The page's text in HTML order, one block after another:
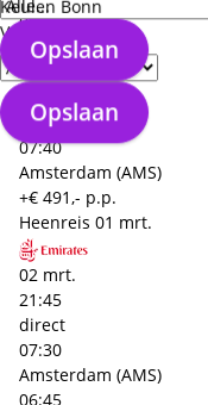
Verzorgingstype
Opslaan
Keulen Bonn
Opslaan
05 mrt.
15:20
direct
Dubai (DXB)
07:40
Amsterdam (AMS)
+€ 491,- p.p.
Heenreis 01 mrt.
02 mrt.
21:45
direct
07:30
Amsterdam (AMS)
06:45